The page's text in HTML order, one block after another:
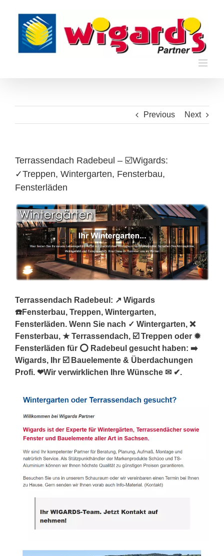
content
Previous Next
Terrassendach Radebeul – ☑️Wigards:
✓Treppen, Wintergarten, Fensterbau,
Fensterläden
Terrassendach Radebeul: ↗️ Wigards
☎️Fensterbau, Treppen, Wintergarten,
Fensterläden. Wenn Sie nach ✓ Wintergarten, ❌
Fensterbau, ★ Terrassendach, ☑️ Treppen oder ✹
Fensterläden für ⭕ Radebeul gesucht haben: ➡️
Wigards, Ihr ☑️ Bauelemente & Überdachungen
Profi. ❤Wir verwirklichen Ihre Wünsche ✉ ✔.